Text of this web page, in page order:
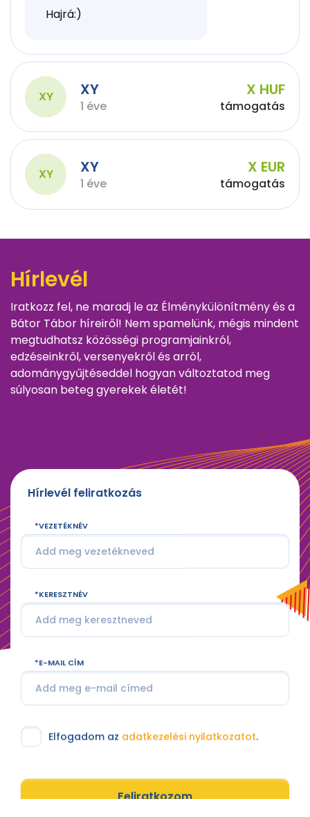
Hajrá:)
XY XY
1 éve
X HUF
támogatás
XY XY
1 éve
X EUR
támogatás
Hírlevél
Iratkozz fel, ne maradj le az Élménykülönítmény és a
Bátor Tábor híreiről! Nem spamelünk, mégis mindent
megtudhatsz közösségi programjainkról,
edzéseinkről, versenyekről és arról,
adománygyűjtéseddel hogyan változtatod meg
súlyosan beteg gyerekek életét!
Hírlevél feliratkozás
VEZETÉKNÉV
KERESZTNÉV
E-MAIL CÍM
Elfogadom az adatkezelési nyilatkozatot.
Feliratkozom